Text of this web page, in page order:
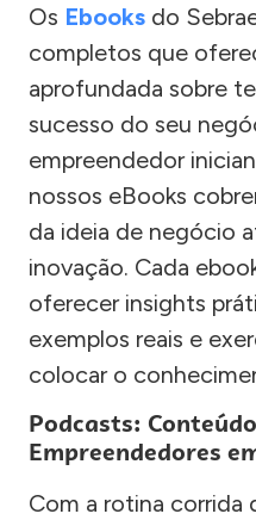
Os Ebooks do
completos que
aprofundada sobre
sucesso do seu
empreendedor
nossos eBooks
da ideia de negócio
inovação. Cada
oferecer insights
exemplos reais e
colocar o
Podcasts:
Empreendedores
Com a rotina corrida